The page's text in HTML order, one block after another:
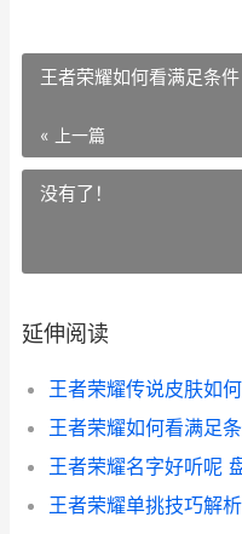
王者荣耀如何看满足条
« 上一篇
没有了！
延伸阅读